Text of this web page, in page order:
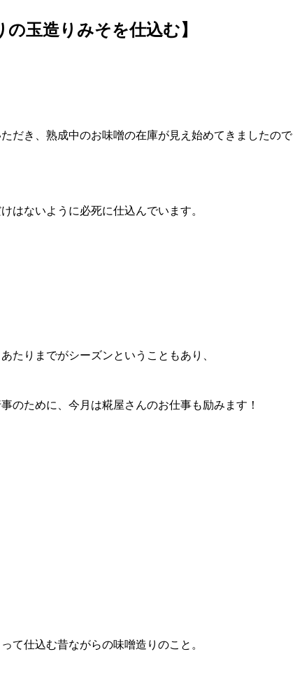
玉造りみそを仕込む】
だき、熟成中のお味噌の在庫が見え始めてきましたので
はないように必死に仕込んでいます。
たりまでがシーズンということもあり、
のために、今月は糀屋さんのお仕事も励みます！
て仕込む昔ながらの味噌造りのこと。